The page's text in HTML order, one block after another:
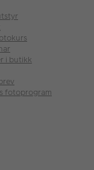
i butikk
fotoprogram